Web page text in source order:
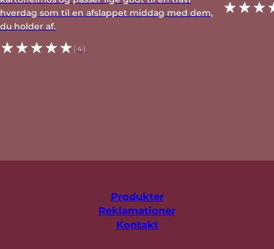
hverdag som til en afslappet middag med dem,
du holder af.
(4)
Produkter
Reklamationer
Kontakt